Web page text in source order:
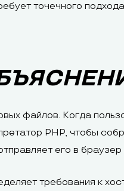
точечного
файлов. Когда
PHP, чтобы
его в браузер
требования к